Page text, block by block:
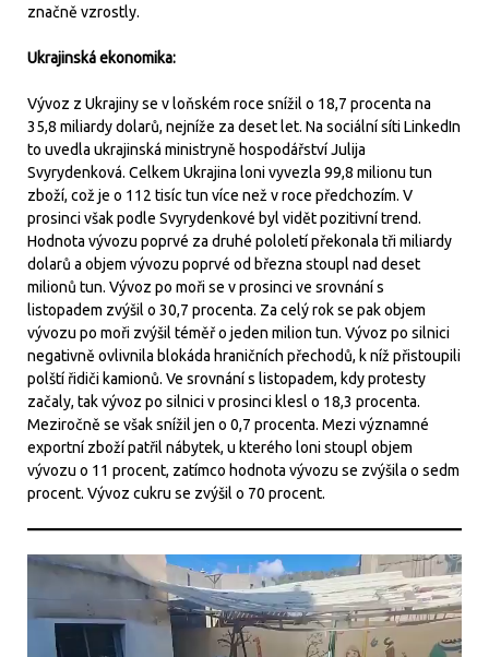
značně vzrostly.
Ukrajinská ekonomika:
Vývoz z Ukrajiny se v loňském roce snížil o 18,7 procenta na
35,8 miliardy dolarů, nejníže za deset let. Na sociální síti LinkedIn
to uvedla ukrajinská ministryně hospodářství Julija
Svyrydenková. Celkem Ukrajina loni vyvezla 99,8 milionu tun
zboží, což je o 112 tisíc tun více než v roce předchozím. V
prosinci však podle Svyrydenkové byl vidět pozitivní trend.
Hodnota vývozu poprvé za druhé pololetí překonala tři miliardy
dolarů a objem vývozu poprvé od března stoupl nad deset
milionů tun. Vývoz po moři se v prosinci ve srovnání s
listopadem zvýšil o 30,7 procenta. Za celý rok se pak objem
vývozu po moři zvýšil téměř o jeden milion tun. Vývoz po silnici
negativně ovlivnila blokáda hraničních přechodů, k níž přistoupili
polští řidiči kamionů. Ve srovnání s listopadem, kdy protesty
začaly, tak vývoz po silnici v prosinci klesl o 18,3 procenta.
Meziročně se však snížil jen o 0,7 procenta. Mezi významné
exportní zboží patřil nábytek, u kterého loni stoupl objem
vývozu o 11 procent, zatímco hodnota vývozu se zvýšila o sedm
procent. Vývoz cukru se zvýšil o 70 procent.